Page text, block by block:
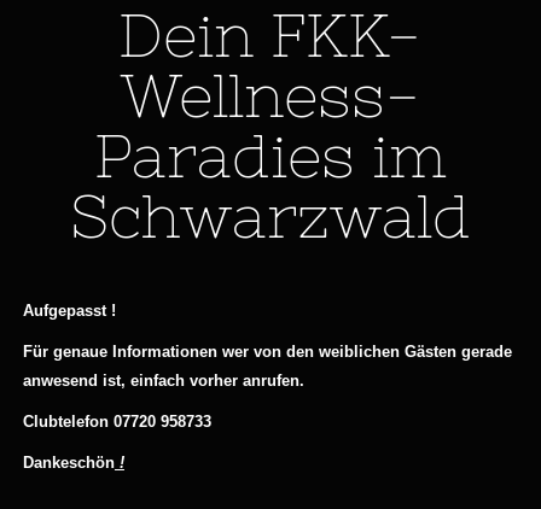
Dein FKK-
Wellness-
Paradies im
Schwarzwald
Aufgepasst !
Für genaue Informationen wer von den weiblichen Gästen gerade
anwesend ist, einfach vorher anrufen.
Clubtelefon 07720 958733
Dankeschön!